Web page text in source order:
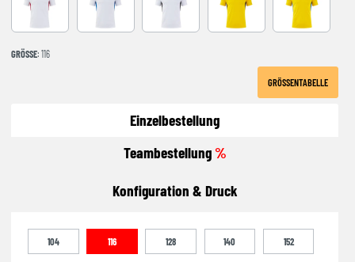
WHITE-ROYAL WHITE-BLACK YELLOW-BLACK YELLOW-
GRÖSSE : 116
GRÖSSENTABELLE
Einzelbestellung
Teambestellung%
Konfiguration & Druck
104 116 128 140 152